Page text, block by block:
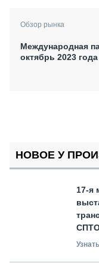
Обзор рынка
Международная
октябрь 2023 года
НОВОЕ У
17-я